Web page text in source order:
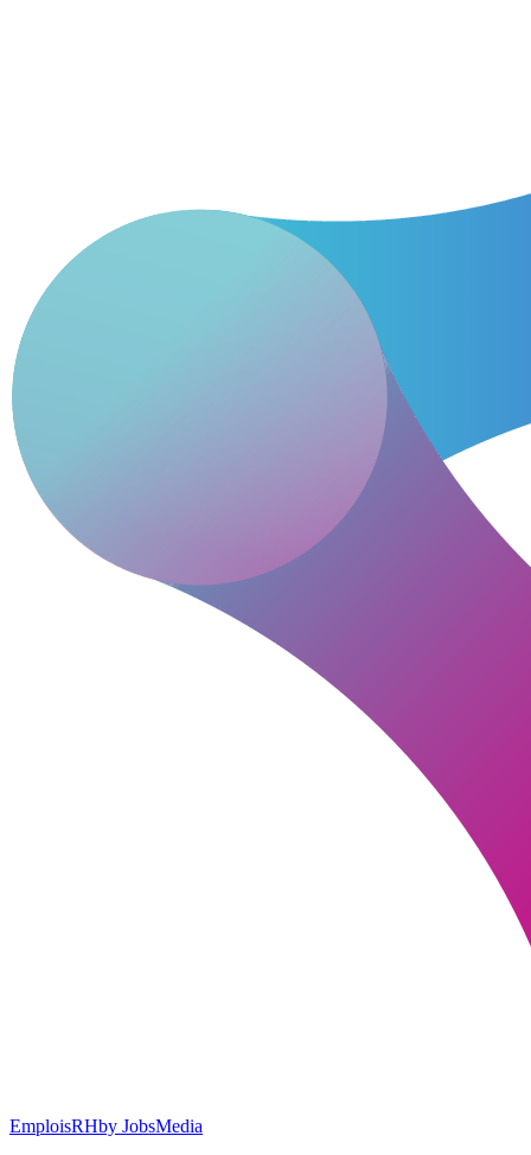
EmploisRHby JobsMedia